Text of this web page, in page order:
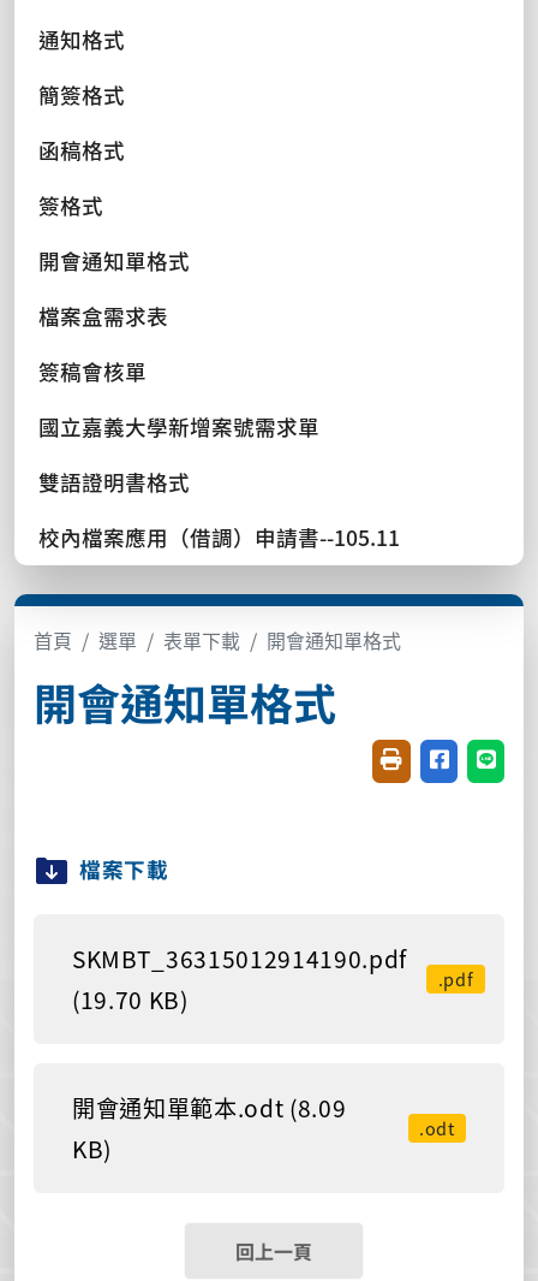
通知格式
簡簽格式
函稿格式
簽格式
開會通知單格式
檔案盒需求表
簽稿會核單
國立嘉義大學新增案號需求單
雙語證明書格式
校內檔案應用（借調）申請書--105.11
首頁 選單 表單下載 開會通知單格式
開會通知單格式
友善列印(開新視
分享至臉書
分享
檔案下載
SKMBT_36315012914190.pdf
(19.70 KB)
.pdf
開會通知單範本.odt (8.09
KB)
.odt
回上一頁